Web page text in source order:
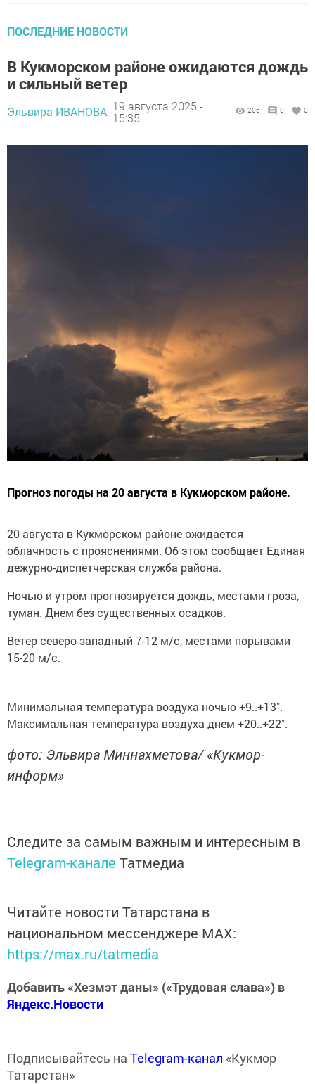
ПОСЛЕДНИЕ НОВОСТИ
В Кукморском районе ожидаются дождь
и сильный ветер
Эльвира ИВАНОВА, 19 августа 2025 -
15:35
206 0 0
Прогноз погоды на 20 августа в Кукморском районе.
20 августа в Кукморском районе ожидается
облачность с прояснениями. Об этом сообщает Единая
дежурно-диспетчерская служба района.
Ночью и утром прогнозируется дождь, местами гроза,
туман. Днем без существенных осадков.
Ветер северо-западный 7-12 м/с, местами порывами
15-20 м/с.
Минимальная температура воздуха ночью +9..+13˚.
Максимальная температура воздуха днем +20..+22˚.
фото: Эльвира Миннахметова/ «Кукмор-
информ»
Следите за самым важным и интересным в
Telegram-канале Татмедиа
Читайте новости Татарстана в
национальном мессенджере MАХ:
https://max.ru/tatmedia
Добавить «Хезмэт даны» («Трудовая слава») в
Яндекс.Новости
Подписывайтесь на Telegram-канал «Кукмор
Татарстан»